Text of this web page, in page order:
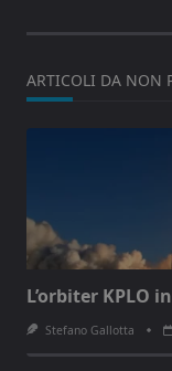
ARTICOLI DA NON
L’orbiter KPLO
Stefano Gallotta